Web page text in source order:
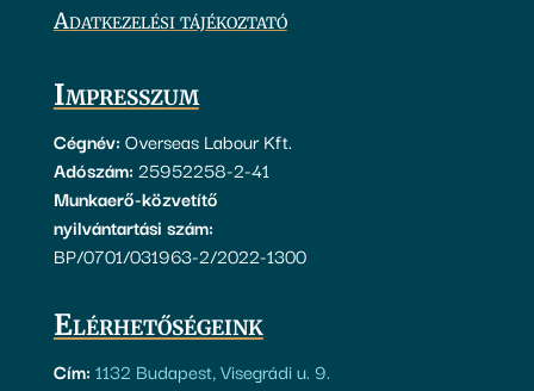
Adatkezelési tájékoztató
Impresszum
Cégnév: Overseas Labour Kft.
Adószám: 25952258-2-41
Munkaerő-közvetítő
nyilvántartási szám:
BP/0701/031963-2/2022-1300
Elérhetőségeink
Cím: 1132 Budapest, Visegrádi u. 9.